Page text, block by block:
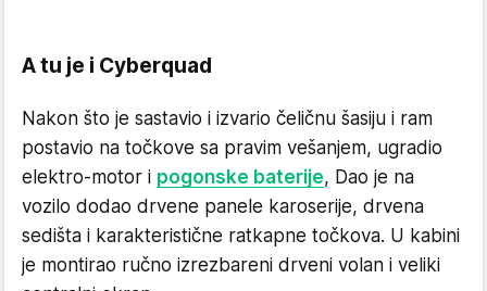
A tu je i Cyberquad
Nakon što je sastavio i izvario čeličnu šasiju i ram
postavio na točkove sa pravim vešanjem, ugradio
elektro-motor i pogonske baterije, Dao je na
vozilo dodao drvene panele karoserije, drvena
sedišta i karakteristične ratkapne točkova. U kabini
je montirao ručno izrezbareni drveni volan i veliki